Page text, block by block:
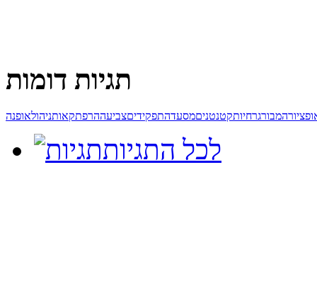
תגיות דומות
ציורהמבורגרחיותקטנטניםמסעדהתפקידיםצביעההרפתקאותניהולאופנה
לכל התגיות